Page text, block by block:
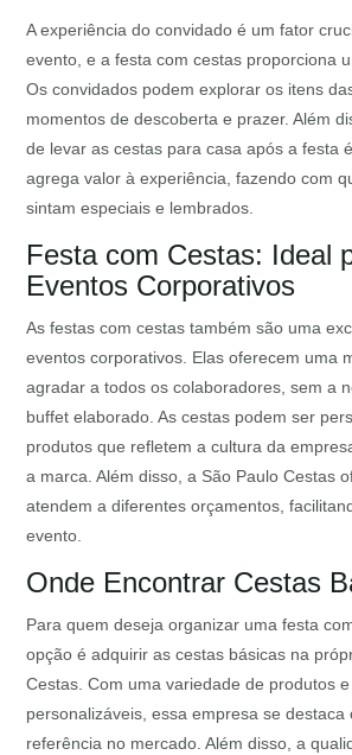
A experiência do convidado é um fator
evento, e a festa com cestas proporciona
Os convidados podem explorar os itens
momentos de descoberta e prazer. Além
de levar as cestas para casa após a festa
agrega valor à experiência, fazendo com
sintam especiais e lembrados.
Festa com Cestas: Ideal
Eventos Corporativos
As festas com cestas também são uma
eventos corporativos. Elas oferecem uma
agradar a todos os colaboradores, sem a
buffet elaborado. As cestas podem ser
produtos que refletem a cultura da
a marca. Além disso, a São Paulo Cestas
atendem a diferentes orçamentos,
evento.
Onde Encontrar Cestas
Para quem deseja organizar uma festa
opção é adquirir as cestas básicas na
Cestas. Com uma variedade de produtos
personalizáveis, essa empresa se destaca
referência no mercado. Além disso, a